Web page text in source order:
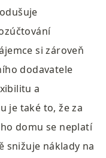
si zároveň
dodavatele
a
je také to, že za
domu se neplatí
snižuje náklady na